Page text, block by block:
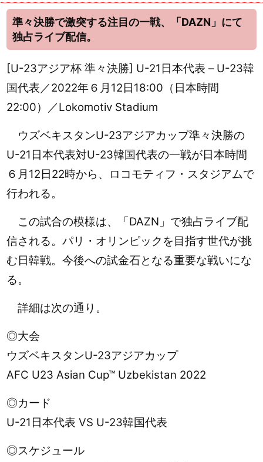
準々決勝で激突する注目の一戦、「DAZN」にて
独占ライブ配信。
[U-23アジア杯 準々決勝] U-21日本代表 – U-23韓
国代表／2022年６月12日18:00（日本時間
22:00）／Lokomotiv Stadium
ウズベキスタンU-23アジアカップ準々決勝の
U-21日本代表対U-23韓国代表の一戦が日本時間
６ 月12日22時から、ロコモティフ・スタジアムで
行われる。
この試合の模様は、「DAZN」で独占ライブ配
信される。パリ・オリンピックを目指す世代が挑
む日韓戦。今後への試金石となる重要な戦いにな
る。
詳細は次の通り。
◎大会
ウズベキスタンU-23アジアカップ
AFC U23 Asian Cup™ Uzbekistan 2022
◎カード
U-21日本代表 VS U-23韓国代表
◎スケジュール